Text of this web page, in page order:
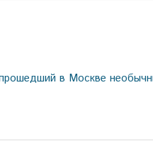
в Москве